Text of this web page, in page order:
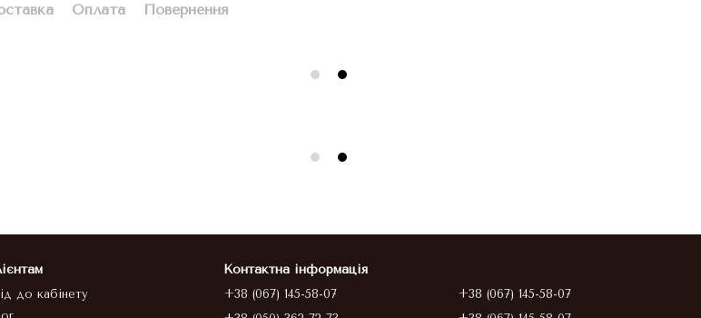
Оплата Повернення
до кабінету
Контактна інформація
+38 (067) 145-58-07
+38 (067) 145-58-07